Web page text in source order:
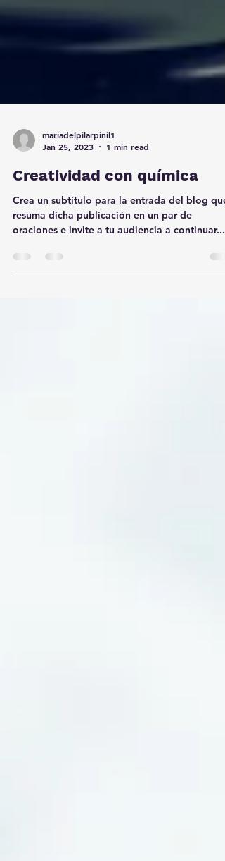
Jan 25, 2023
1 min read
Creatividad con química
Crea un subtítulo para la entrada del blog que
oraciones e invite a tu audiencia a continuar...